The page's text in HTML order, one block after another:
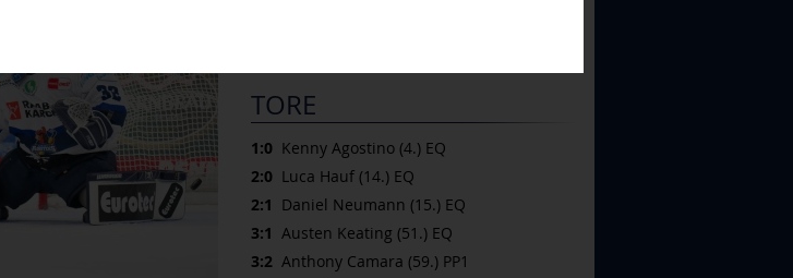
TORE
1:0 Kenny Agostino (4.) EQ
2:0 Luca Hauf (14.) EQ
2:1 Daniel Neumann (15.) EQ
3:1 Austen Keating (51.) EQ
3:2 Anthony Camara (59.) PP1